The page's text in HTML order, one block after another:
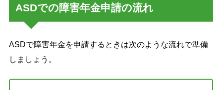
ASDでの障害年金申請の流れ
ASDで障害年金を申請するときは次のような流れで準備
しましょう。